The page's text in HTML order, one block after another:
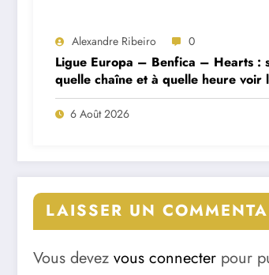
Alexandre Ribeiro 0
Ligue Europa – Benfica – Hearts :
quelle chaîne et à quelle heure voir
match ?
6 Août 2026
LAISSER UN
Vous devez vous connecter pour